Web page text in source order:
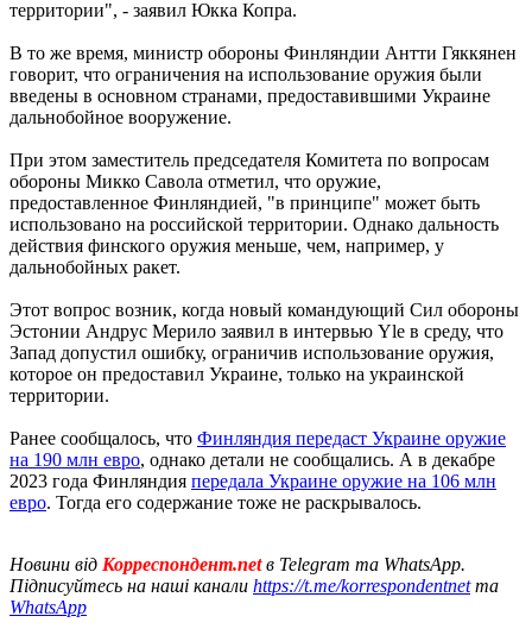
территории", - заявил Юкка Копра.
В то же время, министр обороны Финляндии Антти Гяккянен
говорит, что ограничения на использование оружия были
введены в основном странами, предоставившими Украине
дальнобойное вооружение.
При этом заместитель председателя Комитета по вопросам
обороны Микко Савола отметил, что оружие,
предоставленное Финляндией, "в принципе" может быть
использовано на российской территории. Однако дальность
действия финского оружия меньше, чем, например, у
дальнобойных ракет.
Этот вопрос возник, когда новый командующий Сил обороны
Эстонии Андрус Мерило заявил в интервью Yle в среду, что
Запад допустил ошибку, ограничив использование оружия,
которое он предоставил Украине, только на украинской
территории.
Ранее сообщалось, что Финляндия передаст Украине оружие
на 190 млн евро, однако детали не сообщались. А в декабре
2023 года Финляндия передала Украине оружие на 106 млн
евро. Тогда его содержание тоже не раскрывалось.
Новини від Корреспондент.netв Telegram та WhatsApp.
Підписуйтесь на наші канали https://t.me/korrespondentnetта
WhatsApp